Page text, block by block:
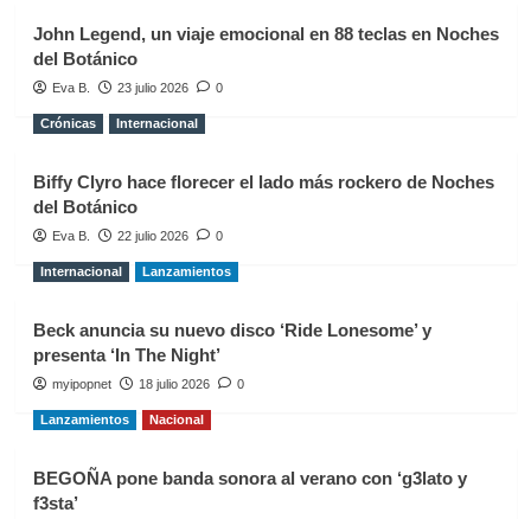
John Legend, un viaje emocional en 88 teclas en Noches
del Botánico
Eva B. 23 julio 2026 0
Crónicas Internacional
Biffy Clyro hace florecer el lado más rockero de Noches
del Botánico
Eva B. 22 julio 2026 0
Internacional Lanzamientos
Beck anuncia su nuevo disco ‘Ride Lonesome’ y
presenta ‘In The Night’
myipopnet 18 julio 2026 0
Lanzamientos Nacional
BEGOÑA pone banda sonora al verano con ‘g3lato y
f3sta’